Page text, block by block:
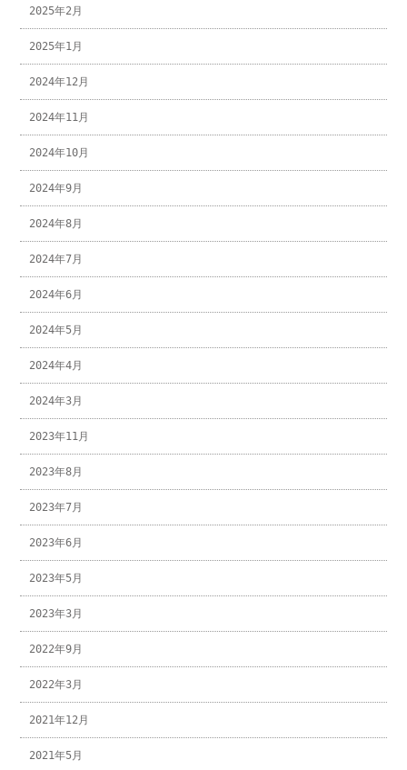
2025年2月
2025年1月
2024年12月
2024年11月
2024年10月
2024年9月
2024年8月
2024年7月
2024年6月
2024年5月
2024年4月
2024年3月
2023年11月
2023年8月
2023年7月
2023年6月
2023年5月
2023年3月
2022年9月
2022年3月
2021年12月
2021年5月